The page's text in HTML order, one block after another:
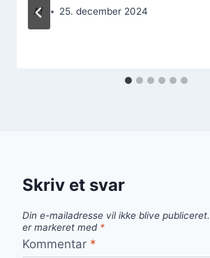
Af 25. december 2024
Skriv et svar
Din e-mailadresse vil ikke blive publiceret.
er markeret med *
Kommentar *